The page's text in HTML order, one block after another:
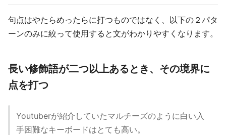
句点はやたらめったらに打つものではなく、以下の２パタ
ーンのみに絞って使用すると文がわかりやすくなります。
長い修飾語が二つ以上あるとき、その境界に
点を打つ
Youtuberが紹介していたマルチーズのように白い入
手困難なキーボードはとても高い。